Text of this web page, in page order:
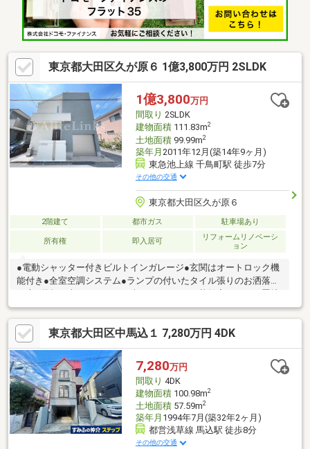
等豊富な収納○南東側には庭を設けておりガーデニング等も楽し
めます○複数台駐車可能（車種による）
東京都大田区久が原６ 1億3,800万円 2SLDK
1億3,800万円
間取り 2SLDK
建物面積111.83m2
土地面積99.99m2
築年月 2011年12月(築14年9ヶ月)
東急池上線 千鳥町駅 徒歩7分
その他の交通
東京都大田区久が原６
2階建て 都市ガス 駐車場あり
所有権 即入居可
リフォームリノベーシ
ョン
●電動シャッター付きビルトインガレージ●玄関はオートロック機
能付き●全室空調システム●ランプの付いたタイル張りのお洒落な
用畳と水屋のある戸建
東京都大田区中馬込１ 7,280万円 4DK
7,280万円
間取り 4DK
建物面積100.98m2
土地面積57.59m2
築年月 1994年7月(築32年2ヶ月)
都営浅草線 馬込駅 徒歩8分
その他の交通